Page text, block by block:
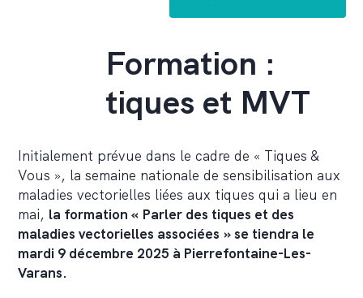
Formation :
tiques et MVT
Initialement prévue dans le cadre de « Tiques &
Vous », la semaine nationale de sensibilisation aux
maladies vectorielles liées aux tiques qui a lieu en
mai, la formation « Parler des tiques et des
maladies vectorielles associées » se tiendra le
mardi 9 décembre 2025 à Pierrefontaine-Les-
Varans.